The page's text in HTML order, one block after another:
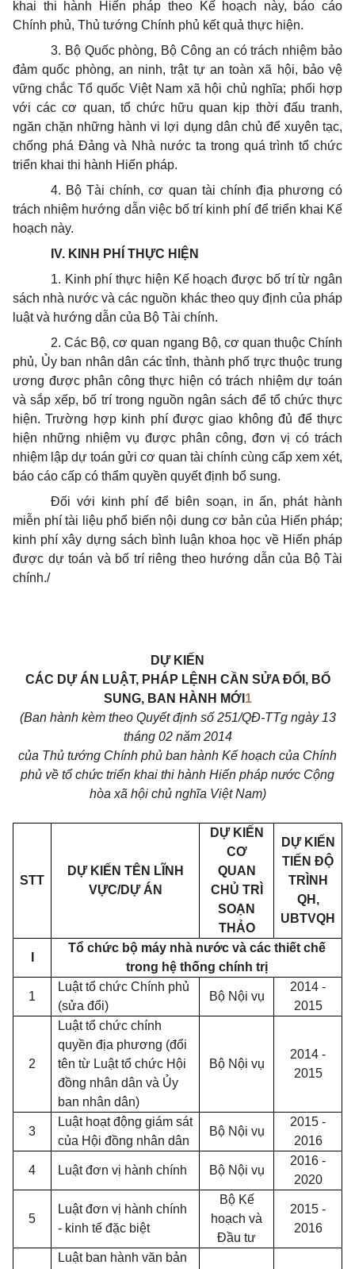
khai thi hành Hiến pháp theo Kế hoạch này, báo cáo
Chính phủ, Thủ tướng Chính phủ kết quả thực hiện.
3. Bộ Quốc phòng, Bộ Công an có trách nhiệm bảo
đảm quốc phòng, an ninh, trật tự an toàn xã hội, bảo vệ
vững chắc Tổ quốc Việt Nam xã hội chủ nghĩa; phối hợp
với các cơ quan, tổ chức hữu quan kịp thời đấu tranh,
ngăn chặn những hành vi lợi dụng dân chủ để xuyên tạc,
chống phá Đảng và Nhà nước ta trong quá trình tổ chức
triển khai thi hành Hiến pháp.
4. Bộ Tài chính, cơ quan tài chính địa phương có
trách nhiệm hướng dẫn việc bố trí kinh phí để triển khai Kế
hoạch này.
IV. KINH PHÍ THỰC HIỆN
1. Kinh phí thực hiện Kế hoạch được bố trí từ ngân
sách nhà nước và các nguồn khác theo quy định của pháp
luật và hướng dẫn của Bộ Tài chính.
2.Các Bộ, cơ quan ngang Bộ, cơ quan thuộc Chính
phủ, Ủy ban nhân dân các tỉnh, thành phố trực thuộc trung
ương được phân công thực hiện có trách nhiệm dự toán
và sắp xếp, bố trí trong nguồn ngân sách đểtổ chức thực
hiện. Trường hợp kinh phí được giao không đủ đểthực
hiện những nhiệm vụ được phân công, đơn vị có trách
nhiệm lập dự toán gửi cơ quan tài chính cùng cấp xem xét,
báo cáo cấp có thẩm quyền quyết định bổ sung.
Đối với kinh phí để biên soạn, in ấn, phát hành
miễn phí tài liệu phổ biến nội dung cơ bản của Hiến pháp;
kinh phí xây dựng sách bình
uận khoa học về Hiến pháp
được dự toán và bố trí riêng theo hướng dẫn của Bộ Tài
chính./
DỰ KIẾN
CÁC DỰ ÁN LUẬT, PHÁP LỆNH CẦN SỬA ĐỔI, BỔ
SUNG, BAN HÀNH MỚI 1
(Ban hành kèm theo Quyết định số 251/QĐ-TTg ngày 13
tháng 02 năm 2014
của Thủ tướng Chính phủ ban hành Kế hoạch của Chính
phủ về tổ chức triển khai thi hành Hiến pháp nước Cộng
hòa xã hội chủ nghĩa Việt Nam)
STT
DỰ KIẾN TÊN LĨNH
VỰC/DỰ ÁN
DỰ KIẾN
CƠ
QUAN
CHỦ TRÌ
SOẠN
THẢO
DỰ KIẾN
TIẾN ĐỘ
TRÌNH
QH,
UBTVQH
Tổ chức bộ máy nhà nước và các thiết chế
trong hệ thống chính trị
1
Luật tổ chức Chính phủ
(sửa đổi)
Bộ Nội vụ
2014 -
2015
2
Luật tổ chức chính
quyền địa phương (đổi
tên từ Luật tổ chức Hội
đồng nhân dân và Ủy
ban nhân dân)
Bộ Nội vụ
2014 -
2015
3
Luật hoạt động giám sát
của Hội đồng nhân dân
Bộ Nội vụ
2015 -
2016
4 Luật đơn vị hành chính Bộ Nội vụ
2016 -
2020
5
Luật đơn vị hành chính
- kinh tế đặc biệt
Bộ Kế
hoạch và
Đầu tư
2015 -
2016
Luật ban hành văn bản